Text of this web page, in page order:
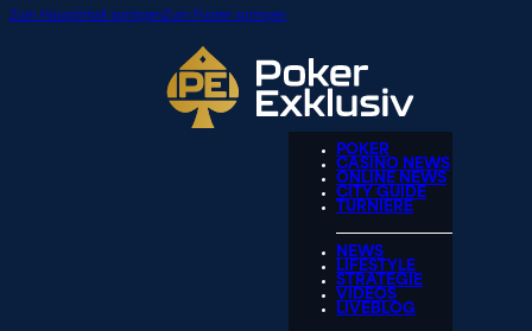
Zum Hauptinhalt springenZum Footer springen
POKER
CASINO NEWS
ONLINE NEWS
CITY GUIDE
TURNIERE
NEWS
LIFESTYLE
STRATEGIE
VIDEOS
LIVEBLOG